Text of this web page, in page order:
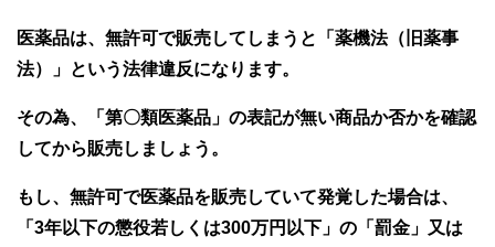
医薬品は、無許可で販売してしまうと「薬機法（旧薬事
法）」という法律違反になります。
その為、「第〇類医薬品」の表記が無い商品か否かを確認
してから販売しましょう。
もし、無許可で医薬品を販売していて発覚した場合は、
「3年以下の懲役若しくは300万円以下」の「罰金」又は